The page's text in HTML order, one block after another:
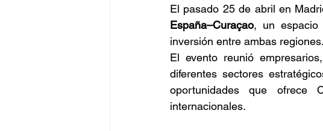
El pasado 25 de abril en
España–Curaçao, un espacio
inversión entre ambas regiones.
El evento reunió
diferentes sectores
oportunidades que ofrece
internacionales.